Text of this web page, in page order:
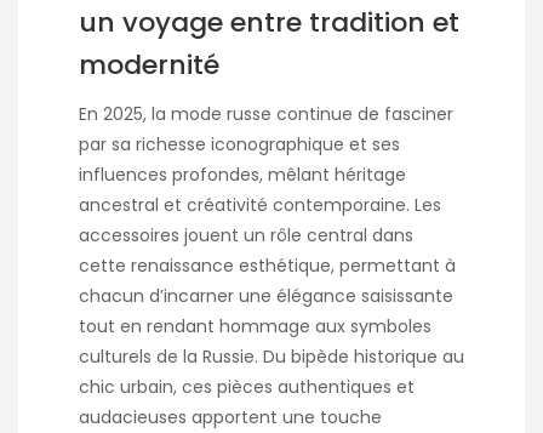
un voyage entre tradition et
modernité
En 2025, la mode russe continue de fasciner
par sa richesse iconographique et ses
influences profondes, mêlant héritage
ancestral et créativité contemporaine. Les
accessoires jouent un rôle central dans
cette renaissance esthétique, permettant à
chacun d’incarner une élégance saisissante
tout en rendant hommage aux symboles
culturels de la Russie. Du bipède historique au
chic urbain, ces pièces authentiques et
audacieuses apportent une touche